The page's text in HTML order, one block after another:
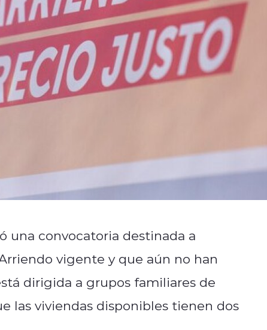
una convocatoria destinada a
vigente y que aún no han
dirigida a grupos familiares de
las viviendas disponibles tienen dos